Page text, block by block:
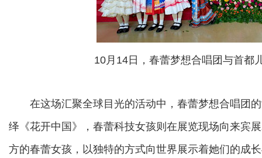
10月14日，春蕾梦想合唱团与首都
在这场汇聚全球目光的活动中，春蕾梦想合唱团的
绎《花开中国》，春蕾科技女孩则在展览现场向来宾
方的春蕾女孩，以独特的方式向世界展示着她们的成